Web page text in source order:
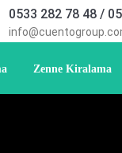
0533 282 78 48 /
Zenne Kiralama